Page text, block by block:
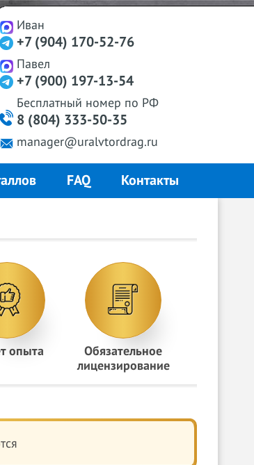
Иван
+7 (904) 170-52-76
Павел
+7 (900) 197-13-54
Бесплатный номер по РФ
8 (804) 333-50-35
manager@uralvtordrag.ru
FAQ Контакты
опыта
Обязательное
лицензирование